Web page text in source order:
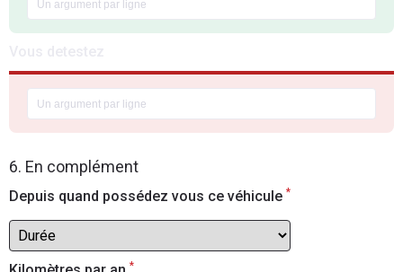
6. En complément
Depuis quand possédez vous ce véhicule *
*